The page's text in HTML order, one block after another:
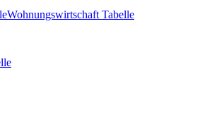
Wohnungswirtschaft Tabelle